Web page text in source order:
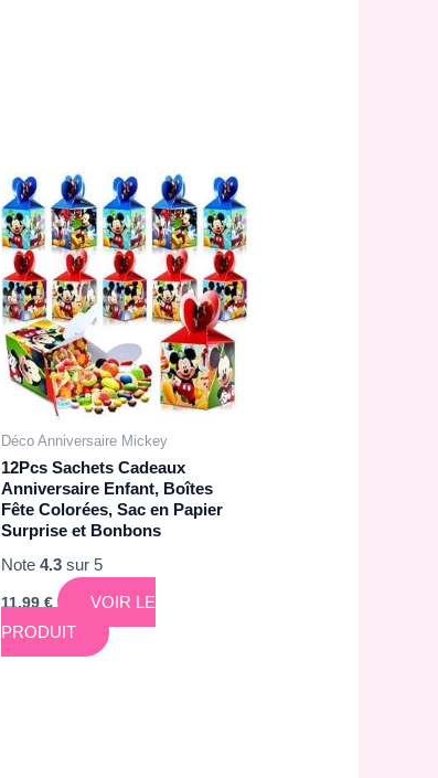
Déco Anniversaire Mickey
12Pcs Sachets Cadeaux
Anniversaire Enfant, Boîtes
Fête Colorées, Sac en Papier
Surprise et Bonbons
Note4.3 sur 5
11,99€
VOIR LE
PRODUIT